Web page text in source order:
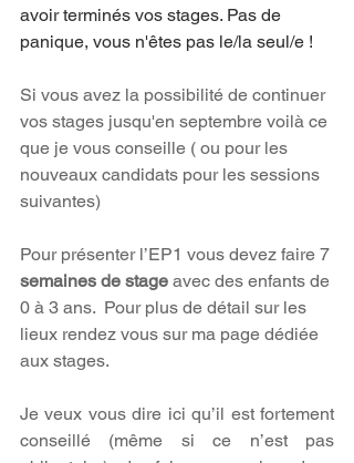
avoir terminés vos stages. Pas de
panique, vous n'êtes pas le/la seul/e !
Si vous avez la possibilité de continuer
vos stages jusqu'en septembre voilà ce
que je vous conseille ( ou pour les
nouveaux candidats pour les sessions
suivantes)
Pour présenter l’EP1 vous devez faire 7
semaines de stage avec des enfants de
0 à 3 ans.  Pour plus de détail sur les
lieux rendez vous sur ma page dédiée
aux stages.
Je veux vous dire ici qu’il est fortement
conseillé (même si ce n’est pas